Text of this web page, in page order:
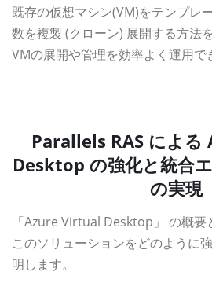
既存の仮想マシン(VM)をテンプレ
数を複製 (クローン) 展開する方法
VMの展開や管理を効率よく運用で
Parallels RAS によ
Desktop の強化と統合
の実現
「Azure Virtual Desktop」 の概要
このソリューションをどのように
明します。